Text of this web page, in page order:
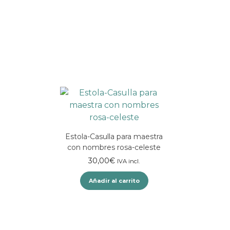
Estola-Casulla para maestra
con nombres rosa-celeste
30,00€ IVA incl.
Añadir al carrito